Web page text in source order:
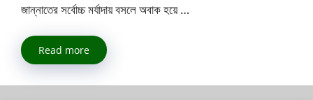
জান্নাতের সর্বোচ্চ মর্যাদায় বসলে অবাক হয়ে …
Read more